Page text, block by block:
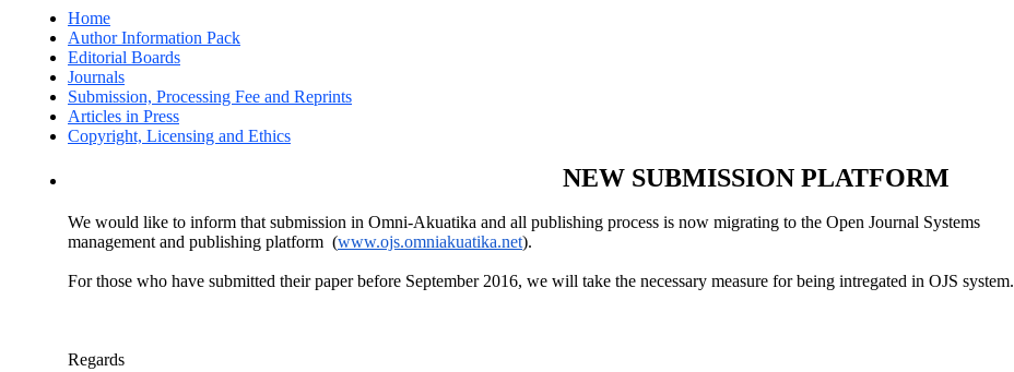
Home
Author Information Pack
Editorial Boards
Journals
Submission, Processing Fee and Reprints
Articles in Press
Copyright, Licensing and Ethics
NEW SUBMISSION PLATFORM
We would like to inform that submission in Omni-Akuatika and all publishing process is now migrating to the Open Journal Systems
management and publishing platform (www.ojs.omniakuatika.net).
For those who have submitted their paper before September 2016, we will take the necessary measure for being intregated in OJS system.
Regards